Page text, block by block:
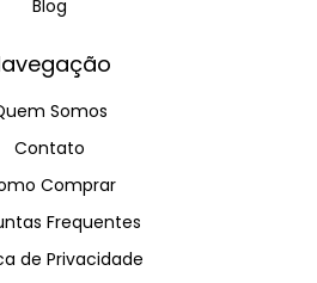
Blog
Somos
Contato
Comprar
Frequentes
de Privacidade